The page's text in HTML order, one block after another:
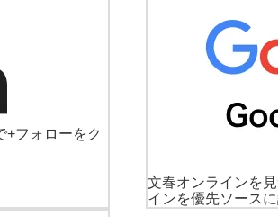
+フォローをク
文春オンラインを
インを優先ソースに